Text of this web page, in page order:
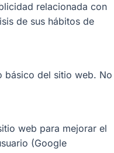
relacionada con
de sus hábitos de
básico del sitio web. No
web para mejorar el
(Google